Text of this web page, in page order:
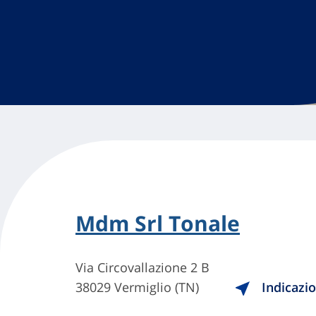
Mdm Srl Tonale
Via Circovallazione 2 B
38029 Vermiglio (TN)